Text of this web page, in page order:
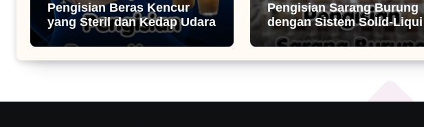
Pengisian Beras Kencur
yang Steril dan Kedap Udara
Pengisian Sarang Burung
dengan Sistem Solid-Liquid
Dosing